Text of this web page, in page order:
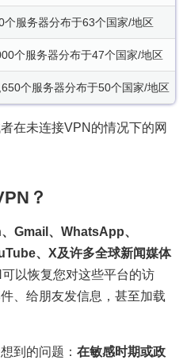
个服务器分布于63个国家/地区
个服务器分布于47个国家/地区
个服务器分布于50个国家/地区
在未连接VPN的情况下的网
？
Gmail、WhatsApp、
、X及许多全球新闻媒体
以恢复您对这些平台的访
、给朋友发信息，甚至加载
到的问题： 在敏感时期或政